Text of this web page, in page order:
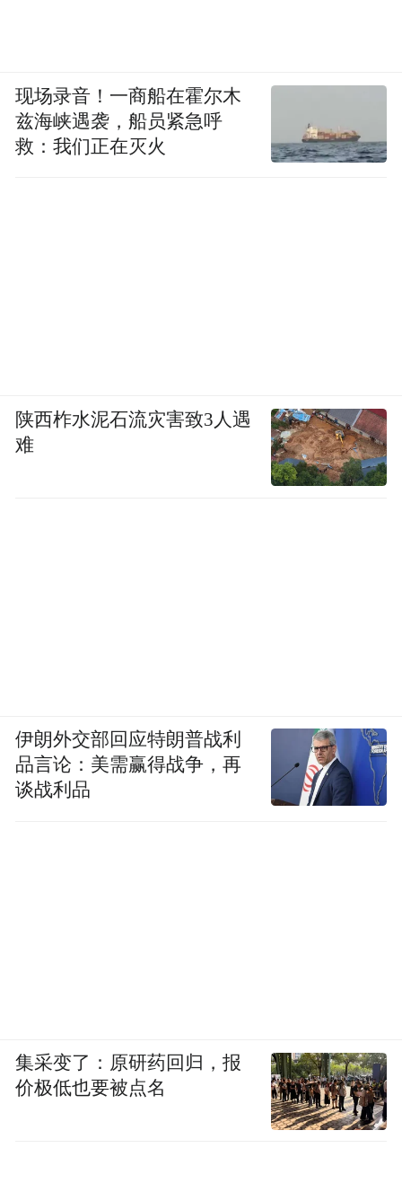
现场录音！一商船在霍尔木
兹海峡遇袭，船员紧急呼
救：我们正在灭火
陕西柞水泥石流灾害致3人遇
难
伊朗外交部回应特朗普战利
品言论：美需赢得战争，再
谈战利品
集采变了：原研药回归，报
价极低也要被点名